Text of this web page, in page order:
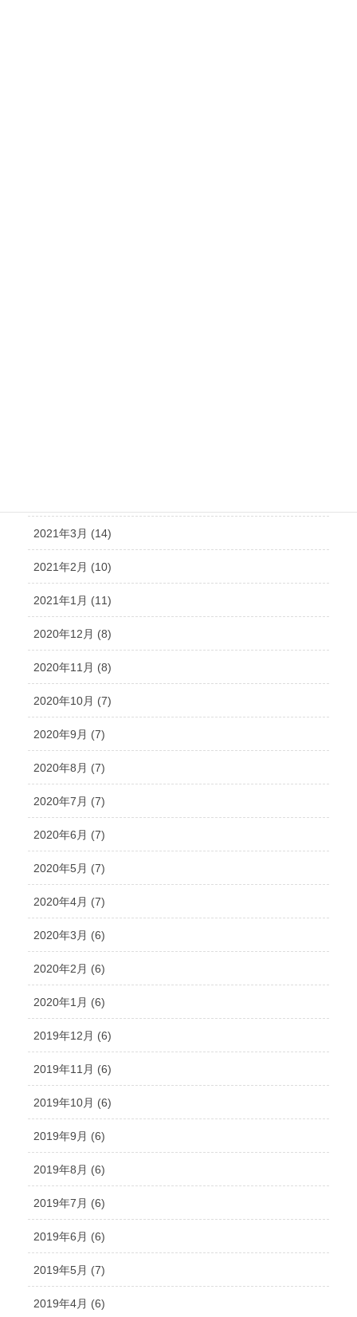
2021年3月 (14)
2021年2月 (10)
2021年1月 (11)
2020年12月 (8)
2020年11月 (8)
2020年10月 (7)
2020年9月 (7)
2020年8月 (7)
2020年7月 (7)
2020年6月 (7)
2020年5月 (7)
2020年4月 (7)
2020年3月 (6)
2020年2月 (6)
2020年1月 (6)
2019年12月 (6)
2019年11月 (6)
2019年10月 (6)
2019年9月 (6)
2019年8月 (6)
2019年7月 (6)
2019年6月 (6)
2019年5月 (7)
2019年4月 (6)